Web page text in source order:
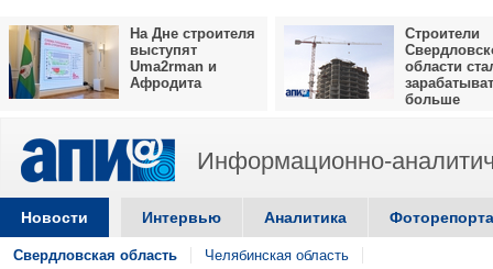
На Дне строителя
выступят
Uma2rman и
Афродита
Строители
области
больше
Информационно-
Новости Интервью Аналитика
Свердловская область Челябинская область